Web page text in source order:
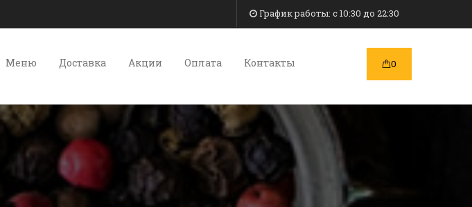
График работы: c 10:30 до 22:30
Меню Доставка Акции Оплата Контакты 0